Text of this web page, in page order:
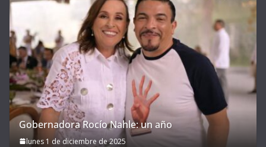
Gobernadora Rocío Nahle: un año
lunes 1 de diciembre de 2025